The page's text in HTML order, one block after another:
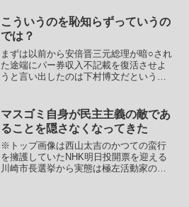
う建前でばらまきまくって徹底的にディ
スるという目的の為に有...
こういうのを恥知らずっていうの
では？
まずは以前から安倍晋三元総理が暗○され
た途端にパー券収入不記載を復活させよ
うと言い出したのは下村博文だという話
いう記事。【【速報】自民党裏金事件の
公判で、旧安倍派の元会...
マスゴミ自身が民主主義の敵であ
ることを隠さなくなってきた
※トップ画像は西山太吉のかつての蛮行
を擁護していたNHK明日投開票を迎える
川崎市長選挙から実態は極左活動家の機